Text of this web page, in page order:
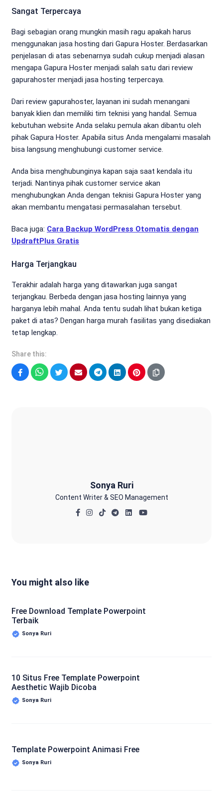
Sangat Terpercaya
Bagi sebagian orang mungkin masih ragu apakah harus
menggunakan jasa hosting dari Gapura Hoster. Berdasarkan
penjelasan di atas sebenarnya sudah cukup menjadi alasan
mengapa Gapura Hoster menjadi salah satu dari review
gapurahoster menjadi jasa hosting terpercaya.
Dari review gapurahoster, layanan ini sudah menangani
banyak klien dan memiliki tim teknisi yang handal. Semua
kebutuhan website Anda selaku pemula akan dibantu oleh
pihak Gapura Hoster. Apabila situs Anda mengalami masalah
bisa langsung menghubungi customer service.
Anda bisa menghubunginya kapan saja saat kendala itu
terjadi. Nantinya pihak customer service akan
menghubungkan Anda dengan teknisi Gapura Hoster yang
akan membantu mengatasi permasalahan tersebut.
Baca juga: Cara Backup WordPress Otomatis dengan
UpdraftPlus Gratis
Harga Terjangkau
Terakhir adalah harga yang ditawarkan juga sangat
terjangkau. Berbeda dengan jasa hosting lainnya yang
harganya lebih mahal. Anda tentu sudah lihat bukan ketiga
paket di atas? Dengan harga murah fasilitas yang disediakan
tetap lengkap.
Share this:
Sonya Ruri
Content Writer & SEO Management
You might also like
Free Download Template Powerpoint
Terbaik
Sonya Ruri
10 Situs Free Template Powerpoint
Aesthetic Wajib Dicoba
Sonya Ruri
Template Powerpoint Animasi Free
Sonya Ruri